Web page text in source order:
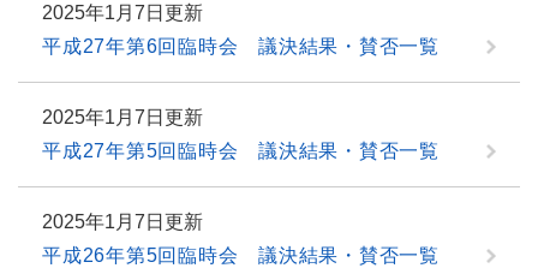
2025年1月7日更新
平成27年第6回臨時会 議決結果・賛否一覧
2025年1月7日更新
平成27年第5回臨時会 議決結果・賛否一覧
2025年1月7日更新
平成26年第5回臨時会 議決結果・賛否一覧